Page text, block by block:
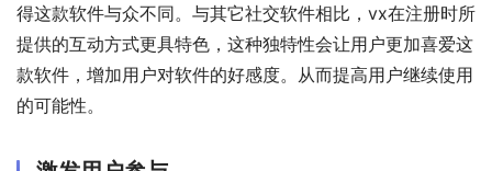
得这款软件与众不同。与其它社交软件相比，vx在注册时所
提供的互动方式更具特色，这种独特性会让用户更加喜爱这
款软件，增加用户对软件的好感度。从而提高用户继续使用
的可能性。